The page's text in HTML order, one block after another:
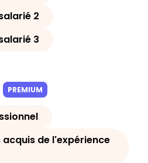
2
3
PREMIUM
de l'expérience